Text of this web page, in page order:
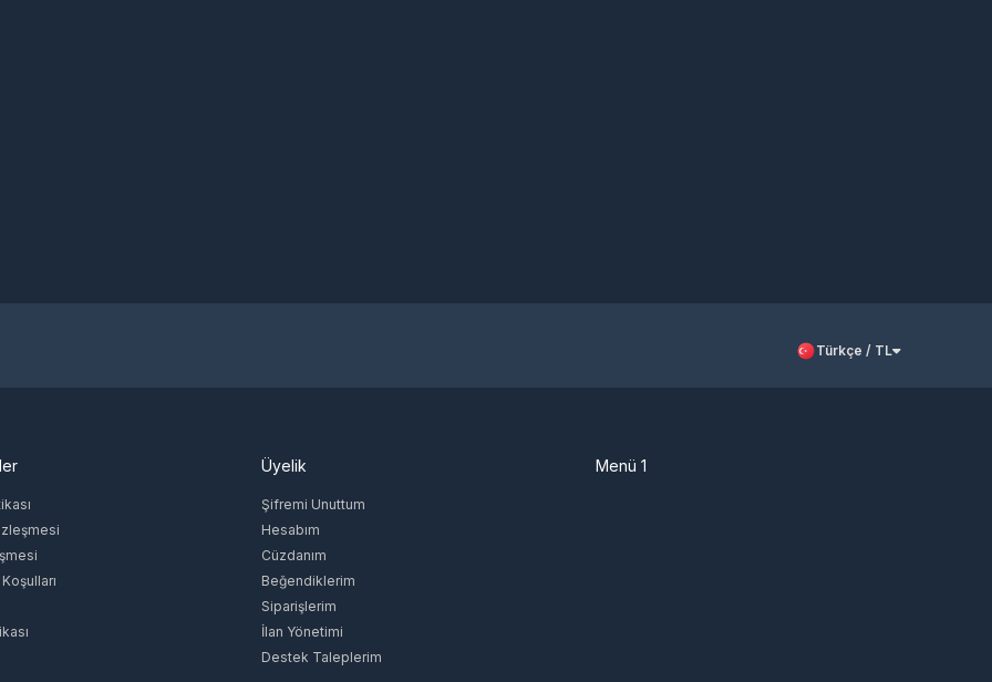
Türkçe / TL
Üyelik
Şifremi Unuttum
Hesabım
Cüzdanım
Beğendiklerim
Siparişlerim
İlan Yönetimi
Destek Taleplerim
Menü 1